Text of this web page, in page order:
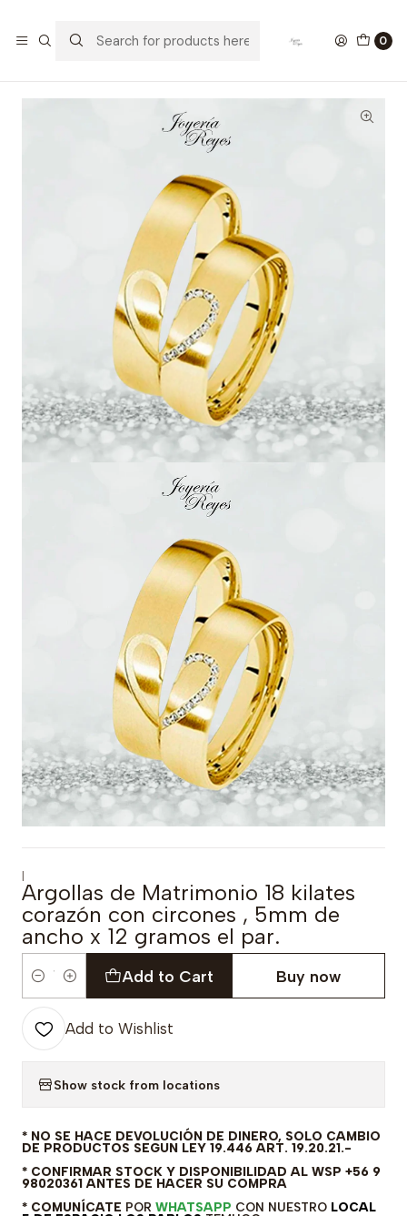
0
Argollas de Matrimonio 18 kilates corazón con circones ,
5mm de ancho x 12 gramos el par.
|
Argollas de Matrimonio 18 kilates
corazón con circones , 5mm de
ancho x 12 gramos el par.
Quantity
Add to Cart Buy now
Add to Wishlist
Show stock from locations
* NO SE HACE DEVOLUCIÓN DE DINERO, SOLO CAMBIO
DE PRODUCTOS SEGUN LEY 19.446 ART. 19.20.21.-
* CONFIRMAR STOCK Y DISPONIBILIDAD AL WSP +56 9
98020361 ANTES DE HACER SU COMPRA
* COMUNÍCATE POR WHATSAPP CON NUESTRO LOCAL